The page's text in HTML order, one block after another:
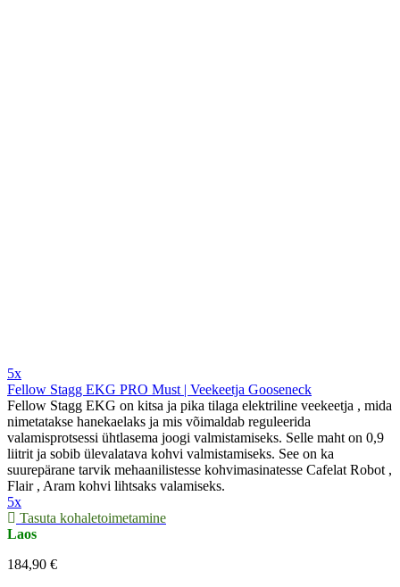
5x
Fellow Stagg EKG PRO Must | Veekeetja Gooseneck
Fellow Stagg EKG on kitsa ja pika tilaga elektriline veekeetja , mida
nimetatakse hanekaelaks ja mis võimaldab reguleerida
valamisprotsessi ühtlasema joogi valmistamiseks. Selle maht on 0,9
liitrit ja sobib ülevalatava kohvi valmistamiseks. See on ka
suurepärane tarvik mehaanilistesse kohvimasinatesse Cafelat Robot ,
Flair , Aram kohvi lihtsaks valamiseks.
5x
Tasuta kohaletoimetamine
Laos
184,90 €